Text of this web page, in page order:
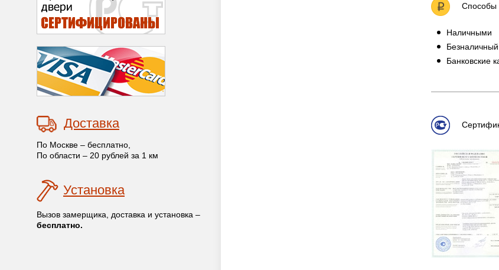
Доставка
По Москве – бесплатно,
По области – 20 рублей за 1 км
Установка
Вызов замерщика, доставка и установка –
бесплатно.
Способы
Наличными
Банковские